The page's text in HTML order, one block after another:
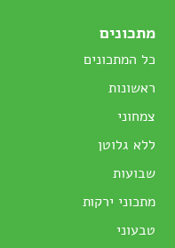
מתכונים
כל המתכונים
ראשונות
צמחוני
ללא גלוטן
שבועות
מתכוני ירקות
טבעוני